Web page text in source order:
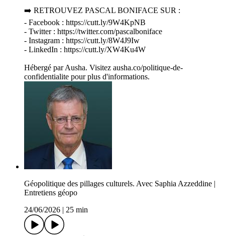
➡️ RETROUVEZ PASCAL BONIFACE SUR :
- Facebook : https://cutt.ly/9W4KpNB
- Twitter : https://twitter.com/pascalboniface
- Instagram : https://cutt.ly/8W4J9Iw
- LinkedIn : https://cutt.ly/XW4Ku4W
Hébergé par Ausha. Visitez ausha.co/politique-de-
confidentialite pour plus d'informations.
Géopolitique des pillages culturels. Avec Saphia Azzeddine |
Entretiens géopo
24/06/2026
25 min